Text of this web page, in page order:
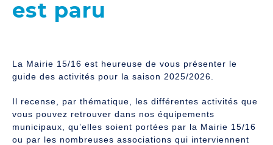
est paru
La Mairie 15/16 est heureuse de vous présenter le
guide des activités pour la saison 2025/2026.
Il recense, par thématique, les différentes activités que
vous pouvez retrouver dans nos équipements
municipaux, qu’elles soient portées par la Mairie 15/16
ou par les nombreuses associations qui interviennent